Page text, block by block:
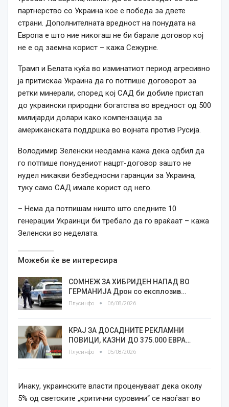
партнерство со Украина кое е победа за двете
страни. Дополнителната вредност на понудата на
Европа е што ние никогаш не би барале договор кој
не е од заемна корист – кажа Сежурне.
Трамп и Белата куќа во изминатиот период агресивно
ја притискаа Украина да го потпише договорот за
ретки минерали, според кој САД би добиле пристап
до украински природни богатства во вредност од 500
милијарди долари како компензација за
американската поддршка во војната против Русија.
Володимир Зеленски неодамна кажа дека одбил да
го потпише понудениот нацрт-договор зашто не
нудел никакви безбедносни гаранции за Украина,
туку само САД имале корист од него.
– Нема да потпишам ништо што следните 10
генерации Украинци би требало да го враќаат – кажа
Зеленски во неделата.
Можеби ќе ве интересира
СОМНЕЖ ЗА ХИБРИДЕН НАПАД ВО
ГЕРМАНИЈА Дрон со експлозив…
Плусинфо 06/08/2026
КРАЈ ЗА ДОСАДНИТЕ РЕКЛАМНИ
ПОВИЦИ, КАЗНИ ДО 375.000 ЕВРА…
Плусинфо 05/08/2026
Инаку, украинските власти проценуваат дека околу
5% од светските „критични суровини“ се наоѓаат во